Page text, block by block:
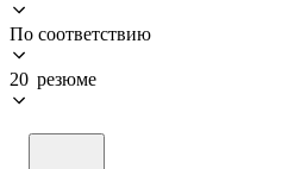
По соответствию
20 резюме